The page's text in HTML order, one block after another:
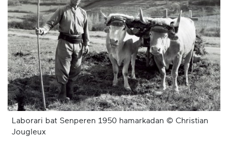
Laborari bat Senperen 1950 hamarkadan © Christian
Jougleux